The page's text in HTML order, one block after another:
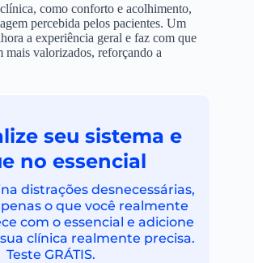
como conforto e acolhimento,
percebida pelos pacientes. Um
a experiência geral e faz com que
mais valorizados, reforçando a
seu sistema e
no essencial
distrações desnecessárias,
o que você realmente
com o essencial e adicione
clínica realmente precisa.
Teste GRÁTIS.